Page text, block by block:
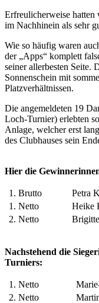
Erfreulicherweise hatten
im Nachhinein als sehr
Wie so häufig waren
der „Apps“ komplett
seiner allerbesten Seite.
Sonnenschein mit
Platzverhältnissen.
Die angemeldeten 19
Loch-Turnier) erlebten
Anlage, welcher erst
des Clubhauses sein
Hier die
1. Brutto Petra
1. Netto
Heike
2. Netto
Nachstehend die
Turniers:
1. Netto
2. Netto